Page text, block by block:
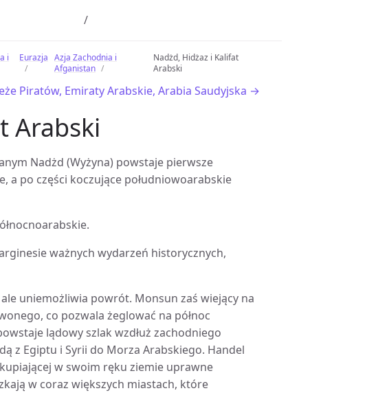
i
Eurazja Azja Zachodnia i
Afganistan
Nadżd, Hidżaz i Kalifat
Arabski
Piratów, Emiraty Arabskie, Arabia Saudyjska →
Arabski
Nadżd (Wyżyna) powstaje pierwsze
a po części koczujące południowoarabskie
ważnych wydarzeń historycznych,
uniemożliwia powrót. Monsun zaś wiejący na
co pozwala żeglować na północ
lądowy szlak wzdłuż zachodniego
z Egiptu i Syrii do Morza Arabskiego. Handel
w swoim ręku ziemie uprawne
w coraz większych miastach, które